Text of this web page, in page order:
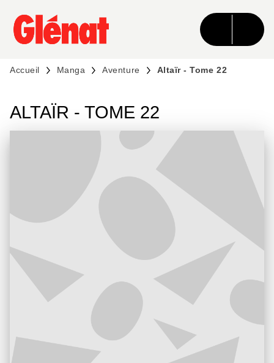
MENU RECHERCHE CONTENU
PIED DE PAGE
Accueil Manga Aventure Altaïr - Tome 22
ALTAÏR - TOME 22